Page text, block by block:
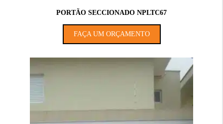
PORTÃO SECCIONADO NPLTC67
FAÇA UM ORÇAMENTO